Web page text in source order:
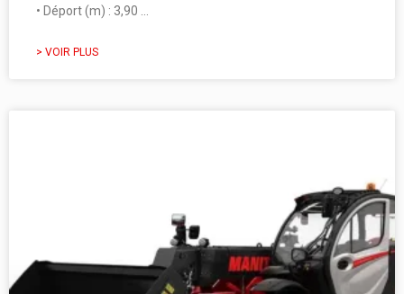
• Déport (m) : 3,90 …
> VOIR PLUS